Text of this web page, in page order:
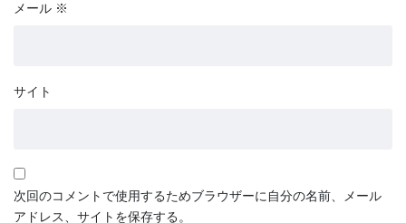
メール ※
サイト
次回のコメントで使用するためブラウザーに自分の名前、メール
アドレス、サイトを保存する。